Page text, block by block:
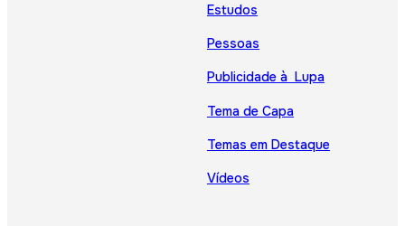
Estudos
Pessoas
Publicidade à Lupa
Tema de Capa
Temas em Destaque
Vídeos